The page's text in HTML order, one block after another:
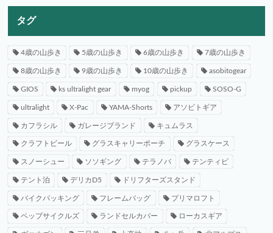
タグ
4歳の山歩き 5歳の山歩き 6歳の山歩き 7歳の山歩き
8歳の山歩き 9歳の山歩き 10歳の山歩き asobitogear
GIOS ks ultralight gear myog pickup SOSO-G
ultralight X-Pac YAMA-Shorts アソビトギア
カフラシル ガレージブランド キュムラス
クラフトビール グラスキャリーポーチ グラスケース
スノーシュー ソソギング テラノバ テンティピ
テント泊 デリカD5 ドリフターズスタンド
バイクパッキング フレームバッグ プリマロフト
ペップサイクルズ ランドセルカバー ローカスギア